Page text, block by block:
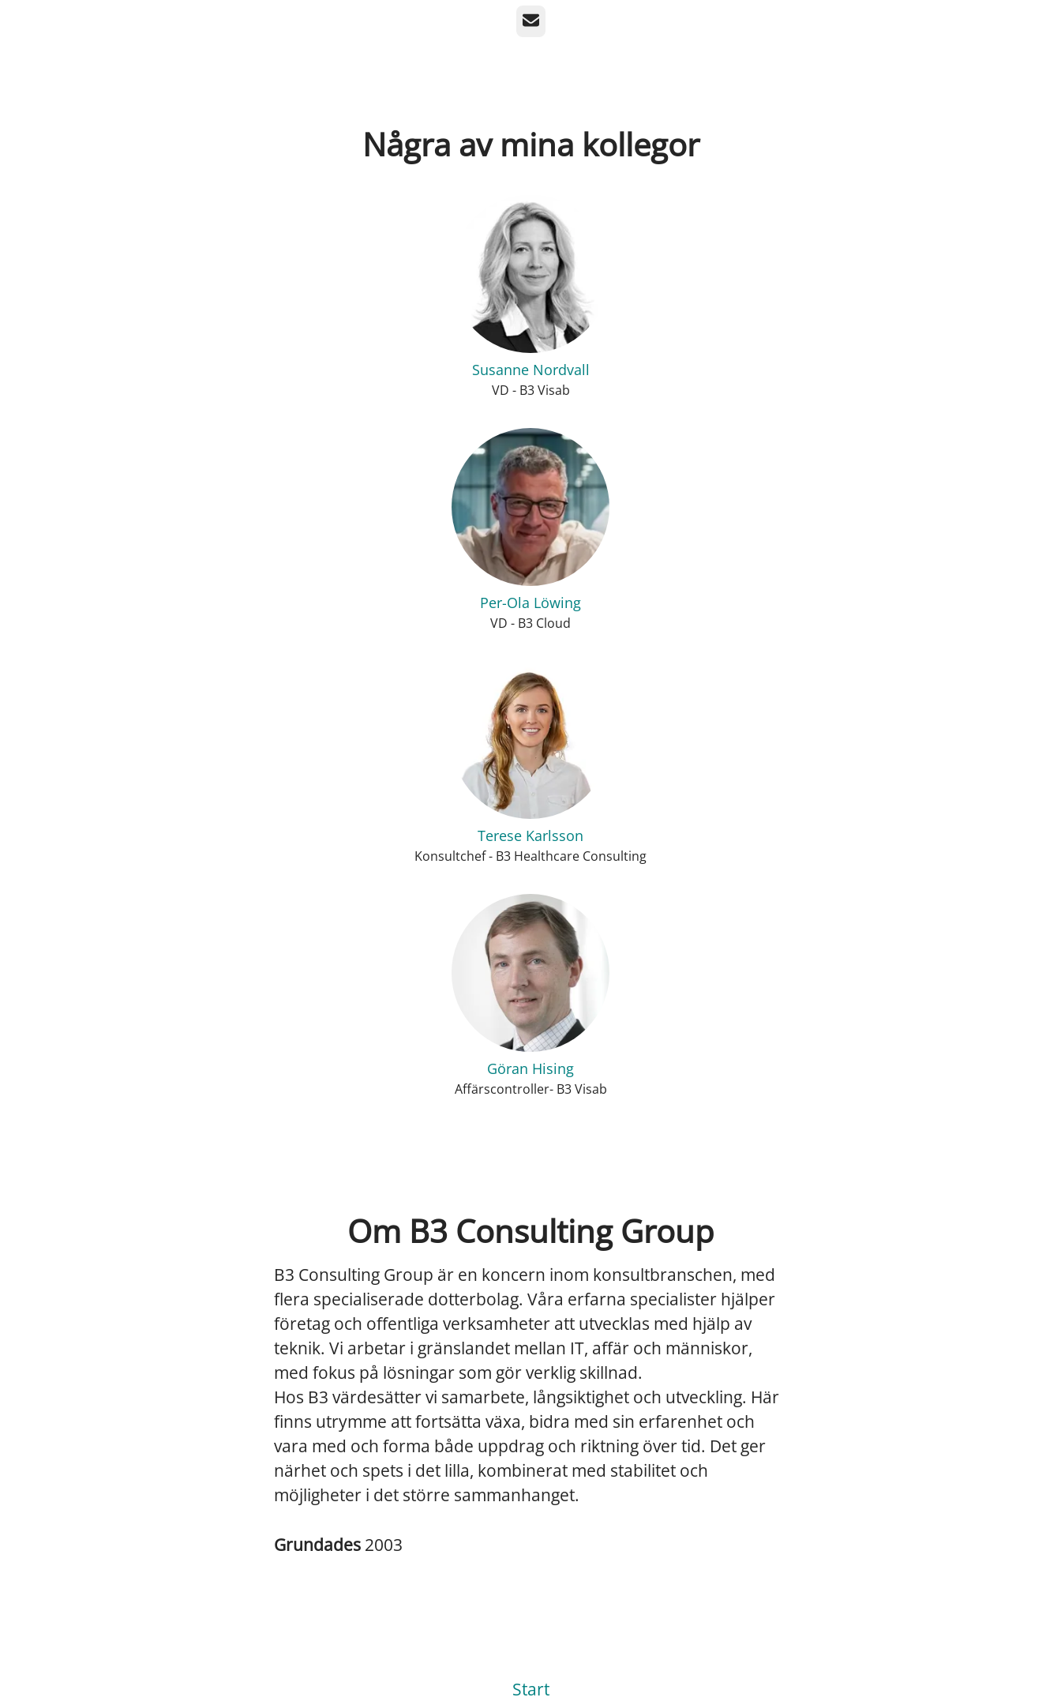
E-post
Några av mina kollegor
Susanne Nordvall
VD - B3 Visab
Per-Ola Löwing
VD - B3 Cloud
Terese Karlsson
Konsultchef - B3 Healthcare Consulting
Göran Hising
Affärscontroller- B3 Visab
Om B3 Consulting Group
B3 Consulting Group är en koncern inom konsultbranschen, med
flera specialiserade dotterbolag. Våra erfarna specialister hjälper
företag och offentliga verksamheter att utvecklas med hjälp av
teknik. Vi arbetar i gränslandet mellan IT, affär och människor,
med fokus på lösningar som gör verklig skillnad.
Hos B3 värdesätter vi samarbete, långsiktighet och utveckling. Här
finns utrymme att fortsätta växa, bidra med sin erfarenhet och
vara med och forma både uppdrag och riktning över tid. Det ger
närhet och spets i det lilla, kombinerat med stabilitet och
möjligheter i det större sammanhanget.
Grundades 2003
Start